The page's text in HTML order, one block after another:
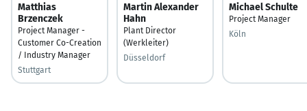
Matthias
Brzenczek
Project Manager -
Customer Co-Creation
/ Industry Manager
Stuttgart
Martin Alexander
Hahn
Plant Director
(Werkleiter)
Düsseldorf
Michael Schulte
Project Manager
Köln